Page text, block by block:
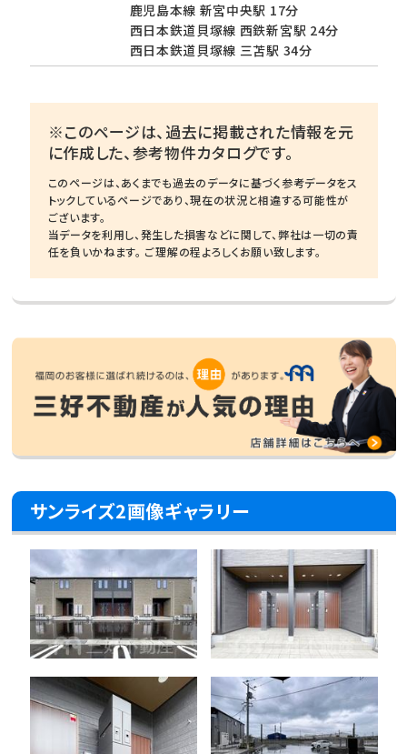
鹿児島本線 新宮中央駅 17分
西日本鉄道貝塚線 西鉄新宮駅 24分
西日本鉄道貝塚線 三苫駅 34分
※このページは、過去に掲載された情報を元
に作成した、参考物件カタログです。
このページは、あくまでも過去のデータに基づく参考データをス
トックしているページであり、現在の状況と相違する可能性が
ございます。
当データを利用し、発生した損害などに関して、弊社は一切の責
任を負いかねます。 ご理解の程よろしくお願い致します。
サンライズ2画像ギャラリー